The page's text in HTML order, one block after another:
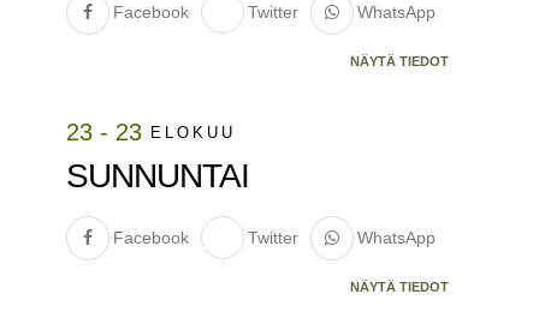
Facebook Twitter WhatsApp
NÄYTÄ TIEDOT
23 - 23 ELOKUU
SUNNUNTAI
Facebook Twitter WhatsApp
NÄYTÄ TIEDOT